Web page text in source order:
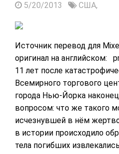
5/20/2013 США,
Источник перевод для
оригинал на английском:
11 лет после
Всемирного торгового
города Нью-Йорка
вопросом: что же такого
исчезнувшей в нём
в истории происходило
тела погибших